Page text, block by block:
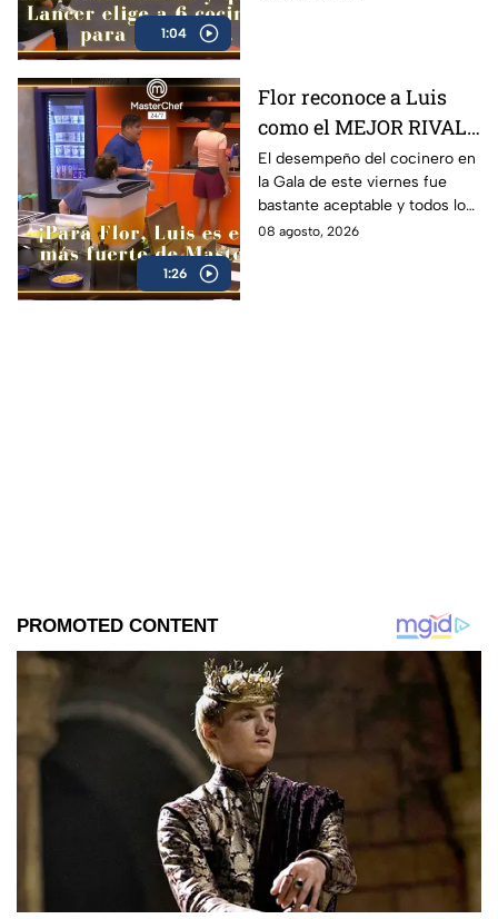
1:04
1:26
Flor reconoce a Luis
como el MEJOR RIVAL
de MasterChef 24/7: 'Te
vas a quedar' (VIDEO)
El desempeño del cocinero en
la Gala de este viernes fue
bastante aceptable y todos lo
notaron
08 agosto, 2026